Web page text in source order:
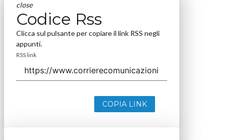
close
Codice Rss
Clicca sul pulsante per copiare il link RSS negli
appunti.
RSS link
COPIA LINK